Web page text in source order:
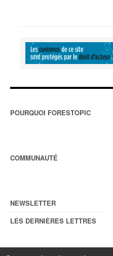
POURQUOI FORESTOPIC
COMMUNAUTÉ
NEWSLETTER
LES DERNIÈRES LETTRES